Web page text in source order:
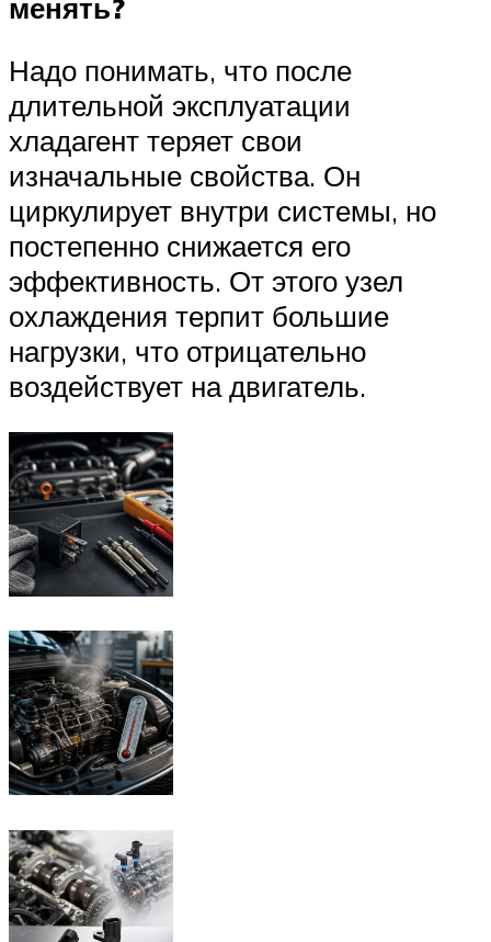
менять?
Надо понимать, что после
длительной эксплуатации
хладагент теряет свои
изначальные свойства. Он
циркулирует внутри системы, но
постепенно снижается его
эффективность. От этого узел
охлаждения терпит большие
нагрузки, что отрицательно
воздействует на двигатель.